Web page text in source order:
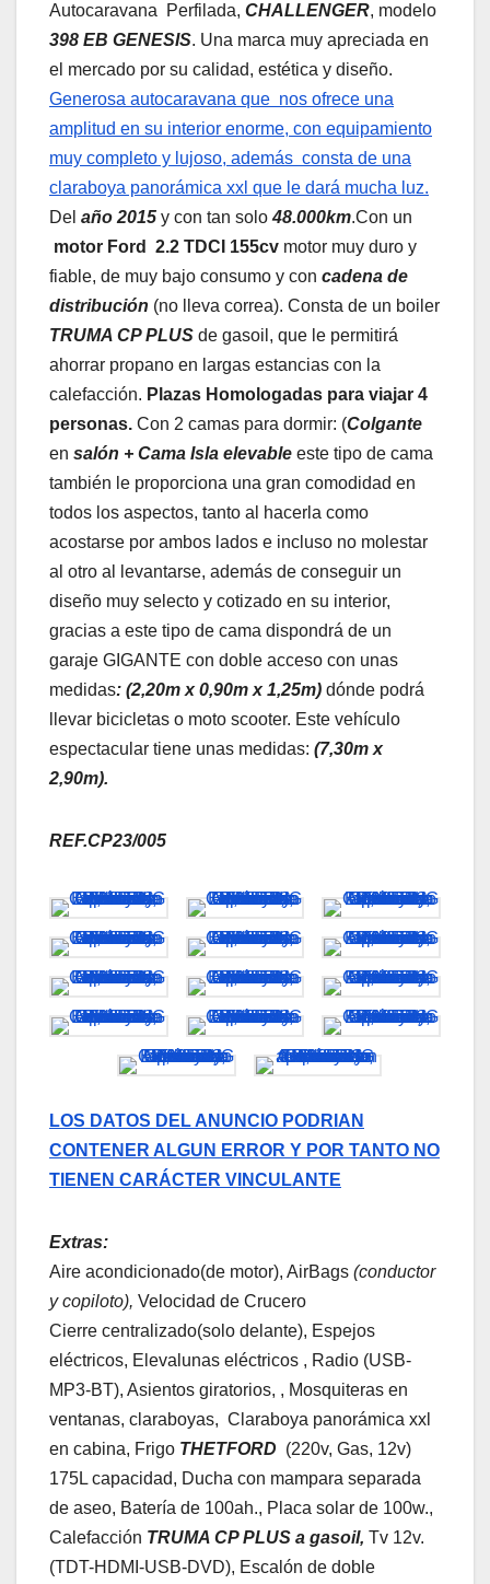
Autocaravana Perfilada, CHALLENGER, modelo
398 EB GENESIS. Una marca muy apreciada en
el mercado por su calidad, estética y diseño.
Generosa autocaravana que nos ofrece una
amplitud en su interior enorme, con equipamiento
muy completo y lujoso, además consta de una
claraboya panorámica xxl que le dará mucha luz.
Del año 2015 y con tan solo48.000km.Con un
motor Ford 2.2 TDCI 155cv motor muy duro y
fiable, de muy bajo consumo y con cadena de
distribución (no lleva correa). Consta de un boiler
TRUMA CP PLUS de gasoil, que le permitirá
ahorrar propano en largas estancias con la
calefacción. Plazas Homologadas para viajar 4
personas. Con 2 camas para dormir: (Colgante
en salón + Cama Isla elevable este tipo de cama
también le proporciona una gran comodidad en
todos los aspectos, tanto al hacerla como
acostarse por ambos lados e incluso no molestar
al otro al levantarse, además de conseguir un
diseño muy selecto y cotizado en su interior,
gracias a este tipo de cama dispondrá de un
garaje GIGANTE con doble acceso con unas
medidas: (2,20m x 0,90m x 1,25m) dónde podrá
llevar bicicletas o moto scooter. Este vehículo
espectacular tiene unas medidas: (7,30m x
2,90m).
REF.CP23/005
LOS DATOS DEL ANUNCIO PODRIAN
CONTENER ALGUN ERROR Y POR TANTO NO
TIENEN CARÁCTER VINCULANTE
Extras:
Aire acondicionado(de motor), AirBags (conductor
y copiloto), Velocidad de Crucero
Cierre centralizado(solo delante), Espejos
eléctricos, Elevalunas eléctricos , Radio (USB-
MP3-BT), Asientos giratorios, , Mosquiteras en
ventanas, claraboyas, Claraboya panorámica xxl
en cabina, Frigo THETFORD (220v, Gas, 12v)
175L capacidad, Ducha con mampara separada
de aseo, Batería de 100ah., Placa solar de 100w.,
Calefacción TRUMA CP PLUS a gasoil, Tv 12v.
(TDT-HDMI-USB-DVD), Escalón de doble